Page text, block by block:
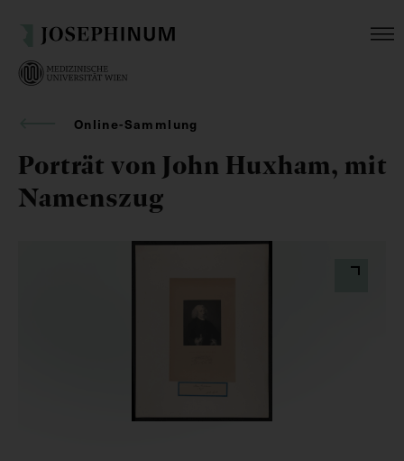
Online-Sammlung
Porträt von John Huxham, mit
Namenszug